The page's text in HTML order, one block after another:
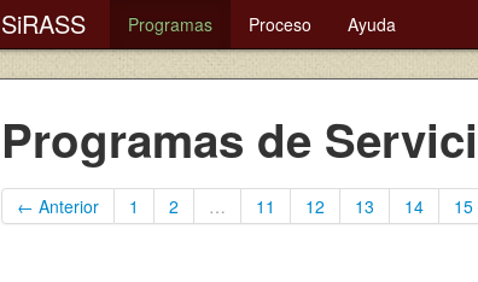
SiRASS Programas Proceso Ayuda
Programas de
← Anterior 1 2 … 11 12 13 14 15